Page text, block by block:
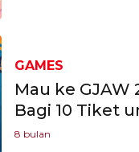
GAMES
Mau ke GJAW
Bagi 10 Tiket
8 bulan